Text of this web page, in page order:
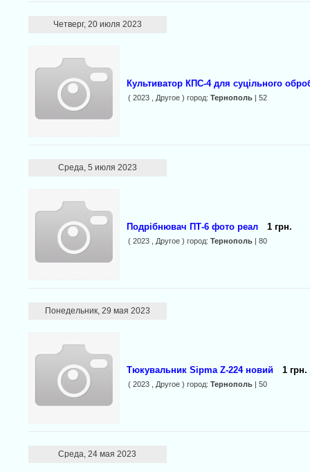
Четверг, 20 июля 2023
Культиватор КПС-4 для суцільного
( 2023 , Другое ) город: Тернополь| 52
Среда, 5 июля 2023
Подрібнювач ПТ-6 фото реал 1 грн.
( 2023 , Другое ) город: Тернополь| 80
Понедельник, 29 мая 2023
Тюкувальник Sipma Z-224 новий 1 грн.
( 2023 , Другое ) город: Тернополь| 50
Среда, 24 мая 2023